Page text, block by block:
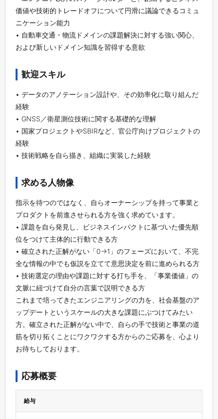
価値や技術的トレードオフについて円滑に議論できるコミュ
ニケーション能力
• 自動車交通・物流ドメインの課題解決に対する強い関心、
および新しいドメイン知識を習得する意欲
歓迎スキル
• データのアノテーション設計や、その効率化に取り組んだ
経験
• GNSS／衛星測位技術に関する基礎的な理解
• 国家プロジェクトやSBIRなど、官公庁向けプロジェクトの
経験
• 技術戦略を自ら描き、組織に実装した経験
求める人物像
指示を待つのではなく、自らオーナーシップを持って事業と
プロダクトを前進させられる方を強く求めています。
• 課題を自ら発見し、ビジネスインパクトに基づいた優先順
位をつけて主体的に行動できる方
• 確立された正解がない「0→1」のフェーズにおいて、不完
全な情報の中でも仮説を立てて意思決定を前に進められる方
• 技術選定の理由や課題に対する打ち手を、「事業価値」の
文脈に紐づけて自分の言葉で説明できる方
これまで培ってきたエンジニアリングの力を、社会基盤のア
ップデートというスケールの大きな課題にぶつけてみたい
方。確立された正解がない中で、自らの手で技術と事業の道
筋を切り拓くことにワクワクする方からのご応募を、心より
お待ちしております。
応募概要
給与